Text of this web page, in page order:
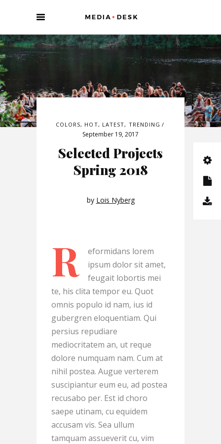
COLORS, HOT, LATEST, TRENDING
September 19, 2017
Selected Projects
Spring 2018
by Lois Nyberg
R
eformidans lorem
ipsum dolor sit amet,
feugait lobortis mei
te, his clita tempor eu. Quot
omnis populo id nam, ius id
gubergren eloquentiam. Qui
persius repudiare
mediocritatem an, ut reque
dolore numquam nam. Cum at
nihil postea. Augue verterem
suscipiantur eum eu, ad postea
recusabo per. Est id choro
saepe utinam, cu equidem
accusam vis. Sea ullum
tamquam assueverit cu, vim